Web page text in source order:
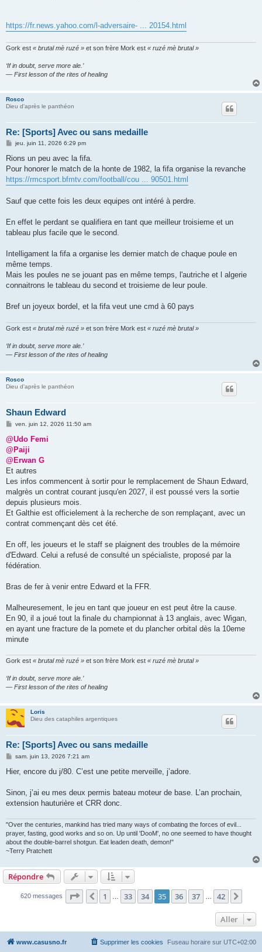
https://fr.news.yahoo.com/l-adversaire- ... 20154.html
Gork est « brutal mè ruzé » et son frère Mork est « ruzé mè brutal »
‘If in doubt, serve more ale.’
— First lesson of the rites of healing
Rosco
Dieu d'après le panthéon
Re: [Sports] Avec ou sans medaille
M
s
a
g
e
jeu. juin 11, 2026 6:29 pm
Rions un peu avec la fifa.
Pour honorer le match de la honte de 1982, la fifa organise la revanche
https://rmcsport.bfmtv.com/football/cou ... 90501.html
Sauf que cette fois les deux equipes ont intéré à perdre.
En effet le perdant se qualifiera en tant que meilleur troisieme et un
tableau plus facile que le second.
Intelligament la fifa a organise les dernier match de chaque poule en
même temps.
Mais les poules ne se jouant pas en même temps, l'autriche et l algerie
connaitrons le tableau du second et troisieme de leur poule.
Bref un joyeux bordel, et la fifa veut une cmd à 60 pays
Gork est « brutal mè ruzé » et son frère Mork est « ruzé mè brutal »
‘If in doubt, serve more ale.’
— First lesson of the rites of healing
Rosco
Dieu d'après le panthéon
Shaun Edward
M
s
a
g
ven. juin 12, 2026 11:50 am
@Udo Femi
@Paiji
@Erwan G
Et autres
Les infos commencent à sortir pour le remplacement de Shaun Edward,
malgrès un contrat courant jusqu'en 2027, il est poussé vers la sortie
depuis plusieurs mois.
Et Galthie est officielement à la recherche de son remplaçant, avec un
contrat commençant dès cet été.
En off, les joueurs et le staff se plaignent des troubles de la mémoire
d'Edward. Celui a refusé de consulté un spécialiste, proposé par la
fédération.
Bras de fer à venir entre Edward et la FFR.
Malheuresement, le jeu en tant que joueur en est peut être la cause.
En 90, il a joué tout la finale du championnat à 13 anglais, avec Wigan,
en ayant une fracture de la pomete et du plancher orbital dès la 10eme
minute
Gork est « brutal mè ruzé » et son frère Mork est « ruzé mè brutal »
‘If in doubt, serve more ale.’
— First lesson of the rites of healing
Loris
Dieu des cataphiles argentiques
Re: [Sports] Avec ou sans medaille
M
s
g
sam. juin 13, 2026 7:21 am
Hier, encore du j/80. C’est une petite merveille, j’adore.
Sinon, j’ai eu mes deux permis bateau moteur de base. L’an prochain,
extension hauturière et CRR donc.
"Over the centuries, mankind has tried many ways of combating the forces of evil...
prayer, fasting, good works and so on. Up until 'DooM', no one seemed to have thought
about the double-barrel shotgun. Eat leaden death, demon!"
~Terry Pratchett
Répondre
620 messages Page 35 sur 42
Précédent
1 … 33 34 35 36 37 … 42
Aller
www.casusno.fr Fuseau horaire sur UTC+02:00
Supprimer les cookies